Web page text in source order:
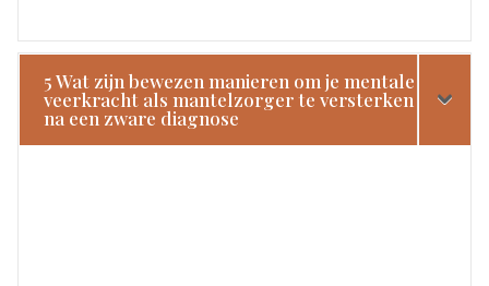
5 Wat zijn bewezen manieren om je mentale
veerkracht als mantelzorger te versterken
na een zware diagnose